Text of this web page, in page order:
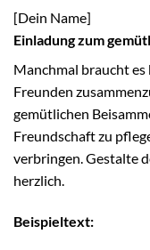
[Dein Name]
Einladung zum
Manchmal braucht
Freunden
gemütlichen
Freundschaft zu
verbringen. Gestalte
herzlich.
Beispieltext: